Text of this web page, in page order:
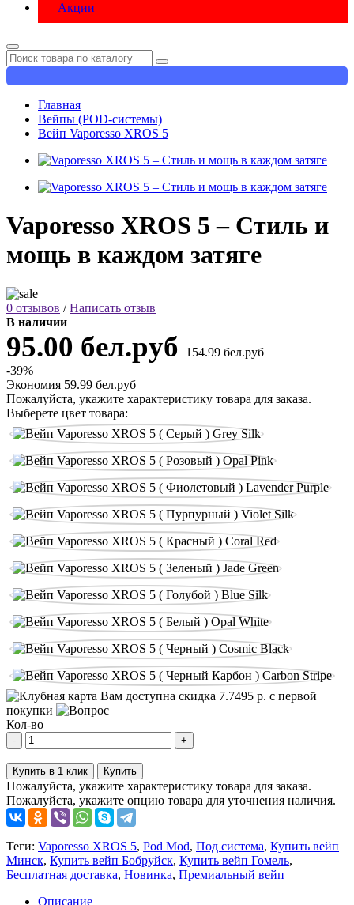
Акции
Главная
Вейпы (POD-системы)
Вейп Vaporesso XROS 5
Vaporesso XROS 5 – Стиль и
мощь в каждом затяге
0 отзывов /Написать отзыв
В наличии
95.00 бел.руб
154.99 бел.руб
-39%
Экономия 59.99 бел.руб
Пожалуйста, укажите характеристику товара для заказа.
Выберете цвет товара:
Вам доступна скидка 7.7495 р. с первой
покупки
Кол-во
- +
Купить в 1 клик Купить
Пожалуйста, укажите характеристику товара для заказа.
Пожалуйста, укажите опцию товара для уточнения наличия.
Теги: Vaporesso XROS 5, Pod Mod, Под система, Купить вейп
Минск, Купить вейп Бобруйск, Купить вейп Гомель,
Бесплатная доставка, Новинка, Премиальный вейп
Описание